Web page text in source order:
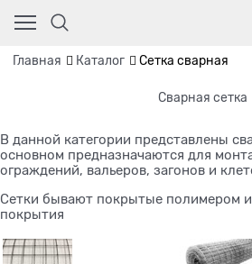
Главная Каталог Сетка сварная
Сварная сетка
В данной категории представлены
основном предназначаются для
ограждений, вальеров, загонов и
Сетки бывают покрытые полимером
покрытия